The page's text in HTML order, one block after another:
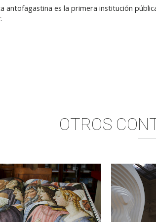
antofagastina es la primera institución
.
OTROS